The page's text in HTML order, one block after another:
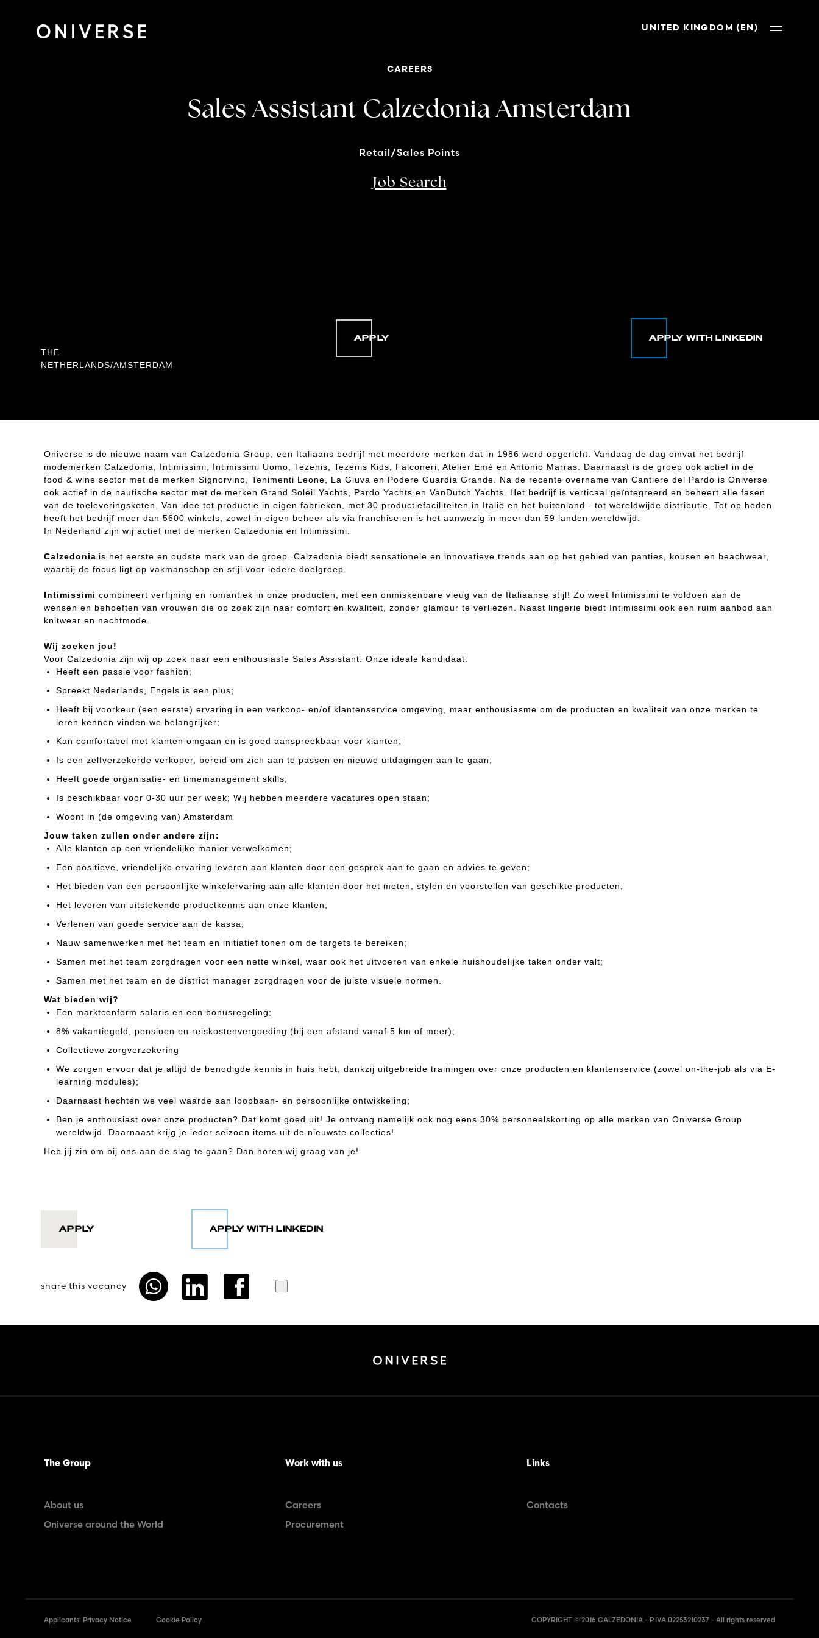
UNITED KINGDOM (EN)
CAREERS
Sales Assistant Calzedonia Amsterdam
Retail/Sales Points
Job Search
THE
NETHERLANDS/AMSTERDAM
APPLY
Oniverse is de nieuwe naam van Calzedonia Group, een Italiaans bedrijf met meerdere merken dat in 1986 werd opgericht. Vandaag de dag omvat het bedrijf
modemerken Calzedonia, Intimissimi, Intimissimi Uomo, Tezenis, Tezenis Kids, Falconeri, Atelier Emé en Antonio Marras. Daarnaast is de groep ook actief in de
food & wine sector met de merken Signorvino, Tenimenti Leone, La Giuva en Podere Guardia Grande. Na de recente overname van Cantiere del Pardo is Oniverse
ook actief in de nautische sector met de merken Grand Soleil Yachts, Pardo Yachts en VanDutch Yachts. Het bedrijf is verticaal geïntegreerd en beheert alle fasen
van de toeleveringsketen. Van idee tot productie in eigen fabrieken, met 30 productiefaciliteiten in Italië en het buitenland - tot wereldwijde distributie. Tot op heden
heeft het bedrijf meer dan 5600 winkels, zowel in eigen beheer als via franchise en is het aanwezig in meer dan 59 landen wereldwijd.
In Nederland zijn wij actief met de merken Calzedonia en Intimissimi.
Calzedonia is het eerste en oudste merk van de groep. Calzedonia biedt sensationele en innovatieve trends aan op het gebied van panties, kousen en beachwear,
waarbij de focus ligt op vakmanschap en stijl voor iedere doelgroep.
Intimissimi combineert verfijning en romantiek in onze producten, met een onmiskenbare vleug van de Italiaanse stijl! Zo weet Intimissimi te voldoen aan de
wensen en behoeften van vrouwen die op zoek zijn naar comfort én kwaliteit, zonder glamour te verliezen. Naast lingerie biedt Intimissimi ook een ruim aanbod aan
knitwear en nachtmode.
Wij zoeken jou!
Voor Calzedonia zijn wij op zoek naar een enthousiaste Sales Assistant. Onze ideale kandidaat:
Heeft een passie voor fashion;
Spreekt Nederlands, Engels is een plus;
Heeft bij voorkeur (een eerste) ervaring in een verkoop- en/of klantenservice omgeving, maar enthousiasme om de producten en kwaliteit van onze merken te
leren kennen vinden we belangrijker;
Kan comfortabel met klanten omgaan en is goed aanspreekbaar voor klanten;
Is een zelfverzekerde verkoper, bereid om zich aan te passen en nieuwe uitdagingen aan te gaan;
Heeft goede organisatie- en timemanagement skills;
Is beschikbaar voor 0-30 uur per week; Wij hebben meerdere vacatures open staan;
Woont in (de omgeving van) Amsterdam
Jouw taken zullen onder andere zijn:
Alle klanten op een vriendelijke manier verwelkomen;
Een positieve, vriendelijke ervaring leveren aan klanten door een gesprek aan te gaan en advies te geven;
Het bieden van een persoonlijke winkelervaring aan alle klanten door het meten, stylen en voorstellen van geschikte producten;
Het leveren van uitstekende productkennis aan onze klanten;
Verlenen van goede service aan de kassa;
Nauw samenwerken met het team en initiatief tonen om de targets te bereiken;
Samen met het team zorgdragen voor een nette winkel, waar ook het uitvoeren van enkele huishoudelijke taken onder valt;
Samen met het team en de district manager zorgdragen voor de juiste visuele normen.
Wat bieden wij?
Een marktconform salaris en een bonusregeling;
8% vakantiegeld, pensioen en reiskostenvergoeding (bij een afstand vanaf 5 km of meer);
Collectieve zorgverzekering
We zorgen ervoor dat je altijd de benodigde kennis in huis hebt, dankzij uitgebreide trainingen over onze producten en klantenservice (zowel on-the-job als via E-
learning modules);
Daarnaast hechten we veel waarde aan loopbaan- en persoonlijke ontwikkeling;
Ben je enthousiast over onze producten? Dat komt goed uit! Je ontvang namelijk ook nog eens 30% personeelskorting op alle merken van Oniverse Group
wereldwijd. Daarnaast krijg je ieder seizoen items uit de nieuwste collecties!
Heb jij zin om bij ons aan de slag te gaan? Dan horen wij graag van je!
APPLY
share this vacancy
The Group
About us
Oniverse around the World
Work with us
Careers
Procurement
Links
Contacts
Applicants' Privacy Notice Cookie Policy COPYRIGHT © 2016 CALZEDONIA - P.IVA 02253210237 - All rights reserved